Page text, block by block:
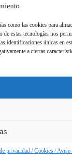
como las cookies para
estas tecnologías nos
identificaciones únicas en
a ciertas
privacidad / Cookies / Aviso